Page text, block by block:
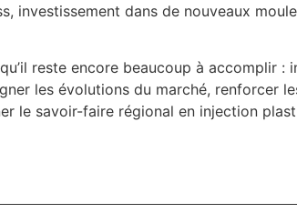
investissement dans de nouveaux
reste encore beaucoup à accomplir :
les évolutions du marché, renforcer
le savoir-faire régional en injection